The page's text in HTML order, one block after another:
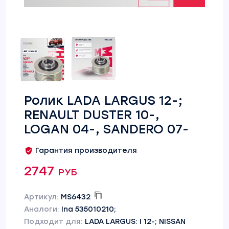
Ролик LADA LARGUS 12-;
RENAULT DUSTER 10-,
LOGAN 04-, SANDERO 07-
Гарантия производителя
2747 руб
Артикул: MS6432
Аналоги: Ina 535010210;
Подходит для: LADA LARGUS: I 12-; NISSAN